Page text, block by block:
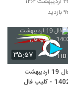
۳۵:۵۷ HD
فال 19 اردیبهشت
- کلیپ فال